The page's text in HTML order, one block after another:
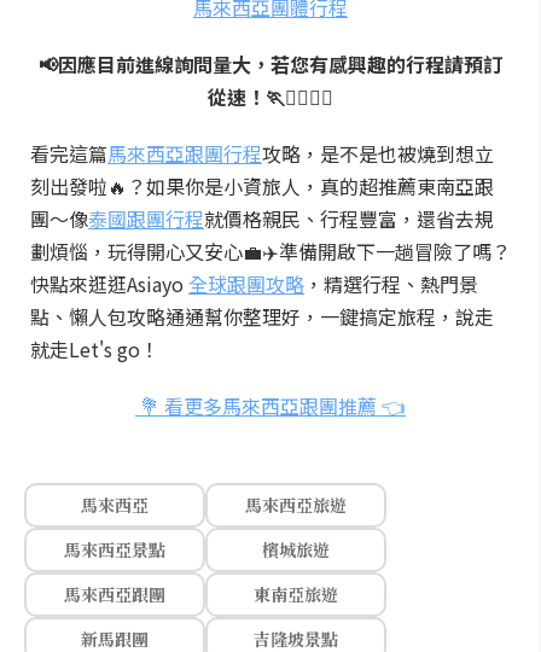
馬來西亞團體行程
📢因應目前進線詢問量大，若您有感興趣的行程請預訂
從速！🏃🏃‍♂️🏃‍♀️
看完這篇馬來西亞跟團行程攻略，是不是也被燒到想立
刻出發啦🔥？如果你是小資旅人，真的超推薦東南亞跟
團～像泰國跟團行程就價格親民、行程豐富，還省去規
劃煩惱，玩得開心又安心💼✈️準備開啟下一趟冒險了嗎？
快點來逛逛Asiayo 全球跟團攻略 ，精選行程、熱門景
點、懶人包攻略通通幫你整理好，一鍵搞定旅程，說走
就走Let's go！
💐 看更多馬來西亞跟團推薦 👈
馬來西亞
馬來西亞旅遊
馬來西亞景點
檳城旅遊
馬來西亞跟團
東南亞旅遊
新馬跟團
吉隆坡景點